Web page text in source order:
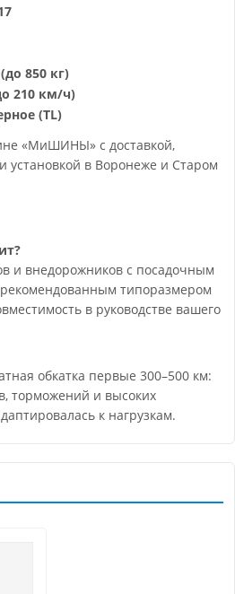
850 кг)
210 км/ч)
(TL)
«МиШИНЫ» с доставкой,
установкой в Воронеже и Старом
и внедорожников с посадочным
типоразмером
в руководстве вашего
обкатка первые 300–500 км:
торможений и высоких
к нагрузкам.